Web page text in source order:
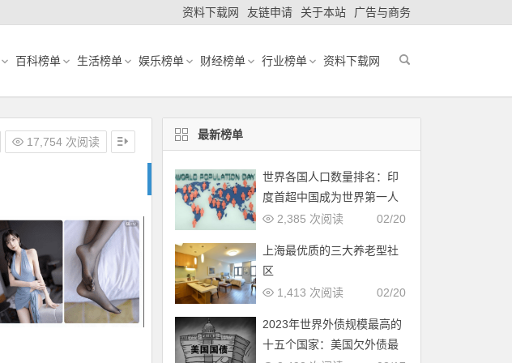
资料下载网 友链申请 关于本站 广告与商务
百科榜单 生活榜单 娱乐榜单 财经榜单 行业榜单 资料下载网
17,754 次阅读
最新榜单
世界各国人口数量排名：印
度首超中国成为世界第一人
口大国
02/20
2,385 次阅读
上海最优质的三大养老型社
区
02/20
1,413 次阅读
2023年世界外债规模最高的
十五个国家：美国欠外债最